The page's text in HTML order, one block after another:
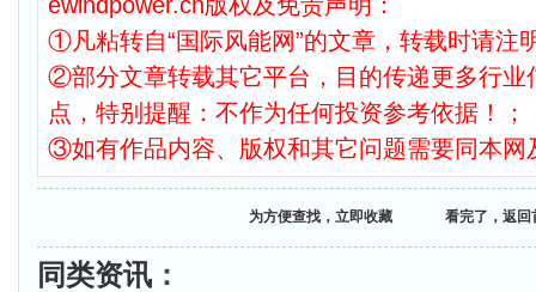
①凡粘转自“国际风能网”的文章，转载时请注
②部分文章转载其它平台，目的传递更多行业
点，特别提醒：不作为任何投资参考依据！；
③如有作品内容、版权和其它问题需要同本网
为方便查找，立即收藏 看完了，返回
同类资讯 ：